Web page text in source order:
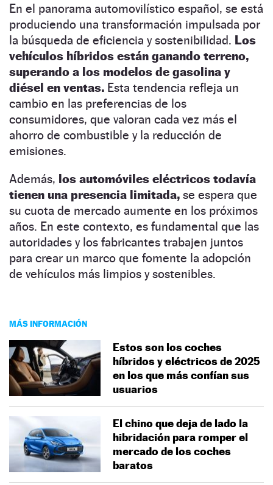
En el panorama automovilístico español, se está
produciendo una transformación impulsada por
la búsqueda de eficiencia y sostenibilidad. Los
vehículos híbridos están ganando terreno,
superando a los modelos de gasolina y
diésel en ventas. Esta tendencia refleja un
cambio en las preferencias de los
consumidores, que valoran cada vez más el
ahorro de combustible y la reducción de
emisiones.
Además, los automóviles eléctricos todavía
tienen una presencia limitada, se espera que
su cuota de mercado aumente en los próximos
años. En este contexto, es fundamental que las
autoridades y los fabricantes trabajen juntos
para crear un marco que fomente la adopción
de vehículos más limpios y sostenibles.
MÁS INFORMACIÓN
Estos son los coches
híbridos y eléctricos de 2025
en los que más confían sus
usuarios
El chino que deja de lado la
hibridación para romper el
mercado de los coches
baratos